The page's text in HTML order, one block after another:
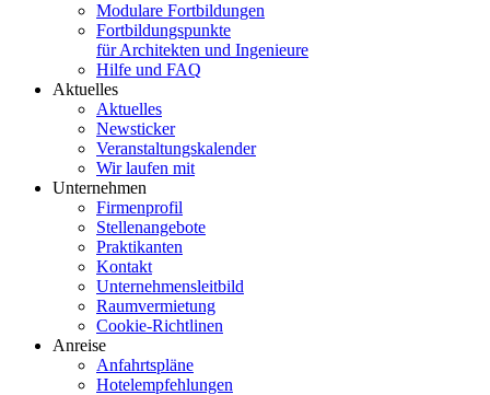
Modulare Fortbildungen
Fortbildungspunkte
für Architekten und Ingenieure
Hilfe und FAQ
Aktuelles
Aktuelles
Newsticker
Veranstaltungskalender
Wir laufen mit
Unternehmen
Firmenprofil
Stellenangebote
Praktikanten
Kontakt
Unternehmensleitbild
Raumvermietung
Cookie-Richtlinen
Anreise
Anfahrtspläne
Hotelempfehlungen